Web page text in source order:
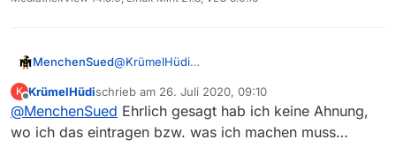
MenchenSued@KrümelHüdi
vorgeschlageneLösungmit ffmpeg an einer
kleinen Datei aus. Ich denke, HD-Auflösung
wirst Du eh nicht brauchen und da sollte die
Konvertierung nicht allzu lange dauern.
K
Offline
KrümelHüdischrieb am 26. Juli 2020, 09:10
zuletzt editiert von
@MenchenSued Ehrlich gesagt hab ich keine Ahnung,
wo ich das eintragen bzw. was ich machen muss…